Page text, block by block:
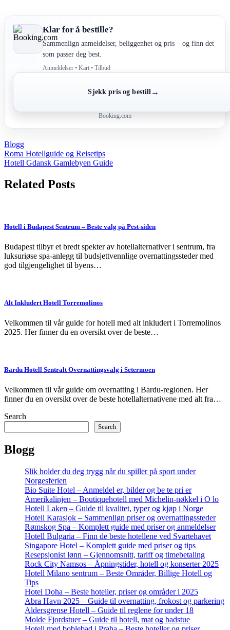
Klar for å bestille?
Sammenlign anmeldelser, beliggenhet og pris – og finn det
som passer deg best.
Anmeldelser • Kart • Tilbud
Sjekk pris og bestill →
Booking.com
Blogg
Post
navigation
Roma Hotellguide og Reisetips
Hotell Gdansk Gamlebyen Guide
Related Posts
Hotell i Budapest Sentrum – Beste valg på Pest-siden
Budapest tilbyr et bredt spekter av hotellalternativer i sentrum, fra
luksuriøse spa-anlegg til budsjettvennlige overnattingssteder med
god tilgjengelighet til byens…
Alt Inkludert Hotell Torremolinos
Velkommen til vår guide for hotell med alt inkludert i Torremolinos
2025. Her finner du en oversikt over de beste…
Bardu Hotell Sentralt Overnattingsvalg i Setermoen
Velkommen til vår guide om overnatting i Bardu-regionen. Her
finner du en oversikt over de beste hotellalternativene med alt fra…
Search
Search
Blogg
Slik holder du deg trygg når du spiller på sport under
Norgesferien
Bio Suite Hotel – Anmeldel er, bilder og be te pri er
Amerikalinjen – Boutiquehotell med Michelin-nøkkel i O lo
Hotell Laken – Guide til kvalitet, typer og kjøp i Norge
Hotell Karasjok – Sammenlign priser og overnattingssteder
Rømskog Spa – Komplett guide med priser og anmeldelser
Hotell Bulgaria – Finn de beste hotellene ved Svartehavet
Singapore Hotel – Komplett guide med priser og tips
Resepsjonist lønn – Gjennomsnitt, tariff og timebetaling
Rock City Namsos – Åpningstider, hotell og konserter 2025
Hotell Milano sentrum – Beste Områder, Billige Hotell og
Tips
Hotel Doha – Beste hoteller, priser og områder i 2025
Abra Havn 2025 – Guide til overnatting, frokost og parkering
Aldersgrense Hotell – Guide til reglene for under 18
Molde Fjordstuer – Guide til hotell, mat og badstue